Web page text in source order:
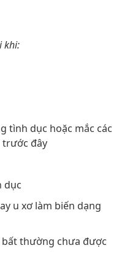
khi:
tình dục hoặc mắc các
trước đây
dục
u xơ làm biến dạng
thường chưa được